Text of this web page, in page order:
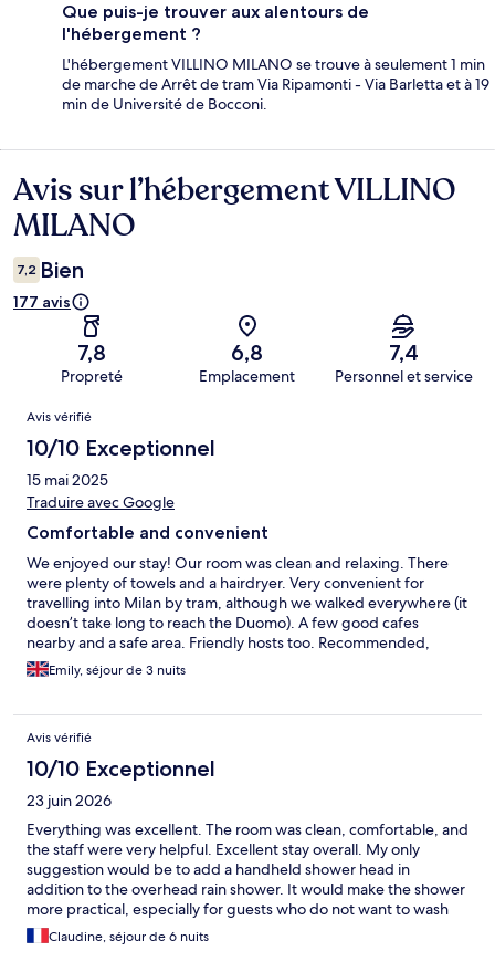
Que puis-je trouver aux alentours de
l'hébergement ?
L'hébergement VILLINO MILANO se trouve à seulement 1 min
de marche de Arrêt de tram Via Ripamonti - Via Barletta et à 19
min de Université de Bocconi.
Avis
Avis sur l’hébergement VILLINO
MILANO
7,2 Bien
177 avis
7,8
Propreté
6,8
Emplacement
7,4
Personnel et service
Avis
Avis vérifié
10/10 Exceptionnel
15 mai 2025
Traduire avec Google
Comfortable and convenient
We enjoyed our stay! Our room was clean and relaxing. There
were plenty of towels and a hairdryer. Very convenient for
travelling into Milan by tram, although we walked everywhere (it
doesn’t take long to reach the Duomo). A few good cafes
nearby and a safe area. Friendly hosts too. Recommended,
would stay again. Grazie!
Emily, séjour de 3 nuits
Avis vérifié
10/10 Exceptionnel
23 juin 2026
Everything was excellent. The room was clean, comfortable, and
the staff were very helpful. Excellent stay overall. My only
suggestion would be to add a handheld shower head in
addition to the overhead rain shower. It would make the shower
more practical, especially for guests who do not want to wash
their hair every time. Other than that, everything was great.
Claudine, séjour de 6 nuits